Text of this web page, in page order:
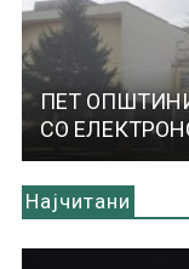
ПЕТ
СО
Најчитани